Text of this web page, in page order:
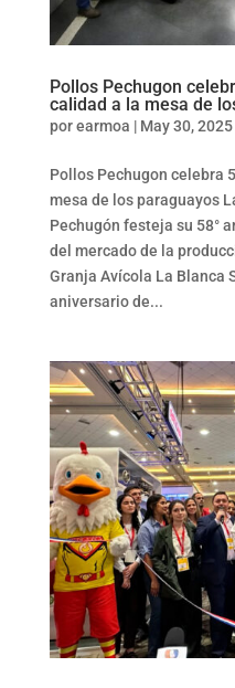
Pollos Pechugon
calidad a la mesa de
porearmoa | May 30, 2025
Pollos Pechugon celebra
mesa de los paraguayos
Pechugón festeja su 58°
del mercado de la
Granja Avícola La Blanca
aniversario de...